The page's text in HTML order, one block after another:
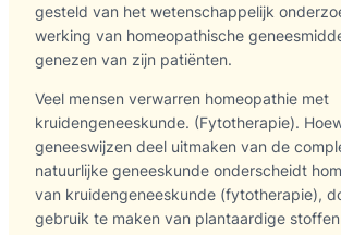
gesteld van het wetenschappelijk
werking van homeopathische
genezen van zijn patiënten.
Veel mensen verwarren homeopathie met
kruidengeneeskunde. (Fytotherapie).
geneeswijzen deel uitmaken van de
natuurlijke geneeskunde onderscheidt
van kruidengeneeskunde (fytotherapie),
gebruik te maken van plantaardige